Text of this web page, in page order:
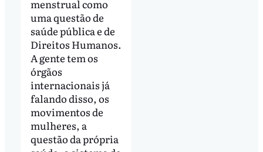
menstrual como
uma questão de
saúde pública e de
Direitos Humanos.
A gente tem os
órgãos
internacionais já
falando disso, os
movimentos de
mulheres, a
questão da própria